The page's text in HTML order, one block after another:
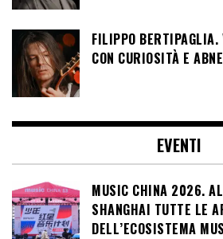
FILIPPO
CON CURIOSITÀ E
EVENTI
MUSIC CHINA 2026.
SHANGHAI TUTTE LE
DELL’ECOSISTEMA